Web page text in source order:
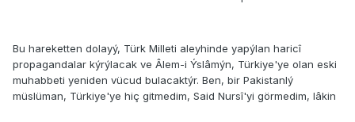
Bu hareketten dolayý, Türk Milleti aleyhinde yapýlan haricî
propagandalar kýrýlacak ve Âlem-i Ýslâmýn, Türkiye'ye olan eski
muhabbeti yeniden vücud bulacaktýr. Ben, bir Pakistanlý
müslüman, Türkiye'ye hiç gitmedim, Said Nursî'yi görmedim, lâkin